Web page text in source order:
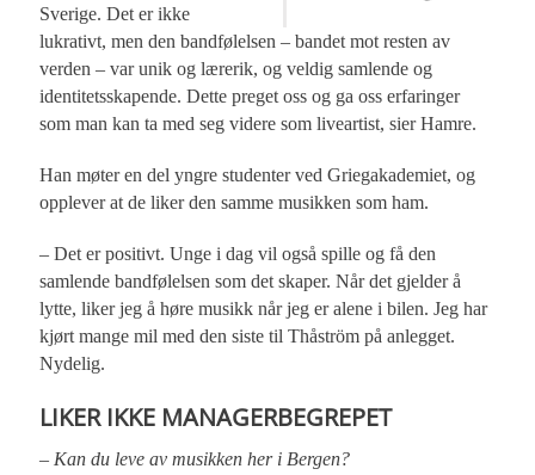
Sverige. Det er ikke
lukrativt, men den bandfølelsen – bandet mot resten av
verden – var unik og lærerik, og veldig samlende og
identitetsskapende. Dette preget oss og ga oss erfaringer
som man kan ta med seg videre som liveartist, sier Hamre.
Han møter en del yngre studenter ved Griegakademiet, og
opplever at de liker den samme musikken som ham.
– Det er positivt. Unge i dag vil også spille og få den
samlende bandfølelsen som det skaper. Når det gjelder å
lytte, liker jeg å høre musikk når jeg er alene i bilen. Jeg har
kjørt mange mil med den siste til Thåström på anlegget.
Nydelig.
LIKER IKKE MANAGERBEGREPET
– Kan du leve av musikken her i Bergen?